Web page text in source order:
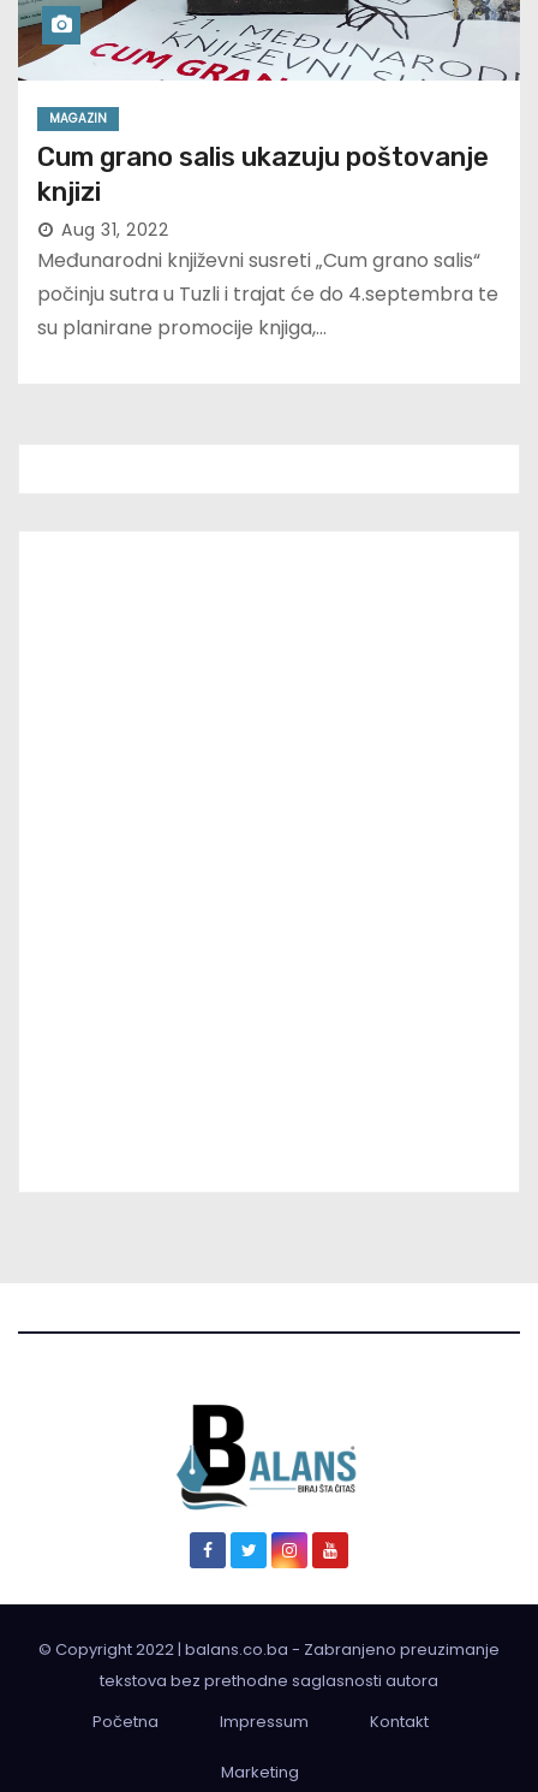
MAGAZIN
Cum grano salis ukazuju poštovanje
knjizi
Aug 31, 2022
Međunarodni književni susreti „Cum grano salis“
počinju sutra u Tuzli i trajat će do 4.septembra te
su planirane promocije knjiga,…
© Copyright 2022 | balans.co.ba - Zabranjeno preuzimanje
tekstova bez prethodne saglasnosti autora
Početna
Impressum Kontakt
Marketing